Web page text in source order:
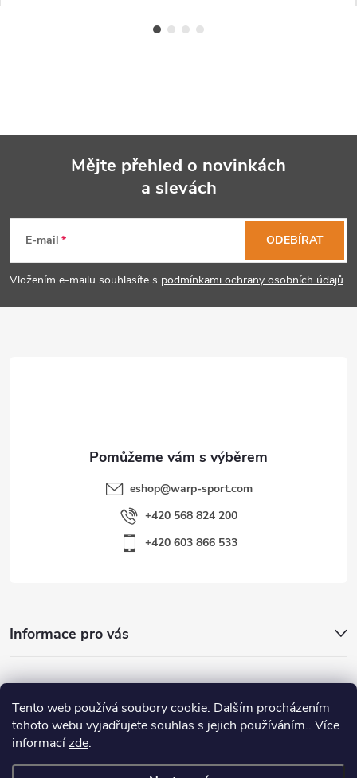
Tento web používá soubory cookie. Dalším procházením
tohoto webu vyjadřujete souhlas s jejich používáním.. Více
informacízde.
p
a
Mějte přehled o novinkách
a slevách
E-mail
Vložením e-mailu souhlasíte s podmínkami ochrany osobních údajů
ODEBÍRAT
eshop@warp-sport.com
+420 568 824 200
+420 603 866 533
Informace pro vás
Nejhledanější
Důležité odkazy